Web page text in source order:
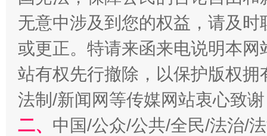
以产业富民促振兴 酒驾
无意中涉及到您的权益，请及
或更正。特请来函来电说明本
站有权先行撤除，以保护版权
法制/新闻网等传媒网站衷心致
二、 中国/公众/公共/全民/法治/